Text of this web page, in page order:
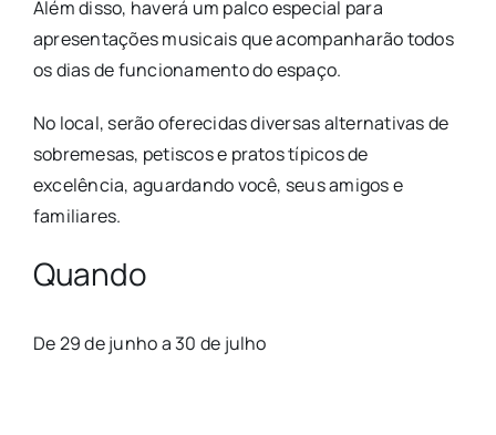
Além disso, haverá um palco especial para
apresentações musicais que acompanharão todos
os dias de funcionamento do espaço.
No local, serão oferecidas diversas alternativas de
sobremesas, petiscos e pratos típicos de
excelência, aguardando você, seus amigos e
familiares.
Quando
De 29 de junho a 30 de julho